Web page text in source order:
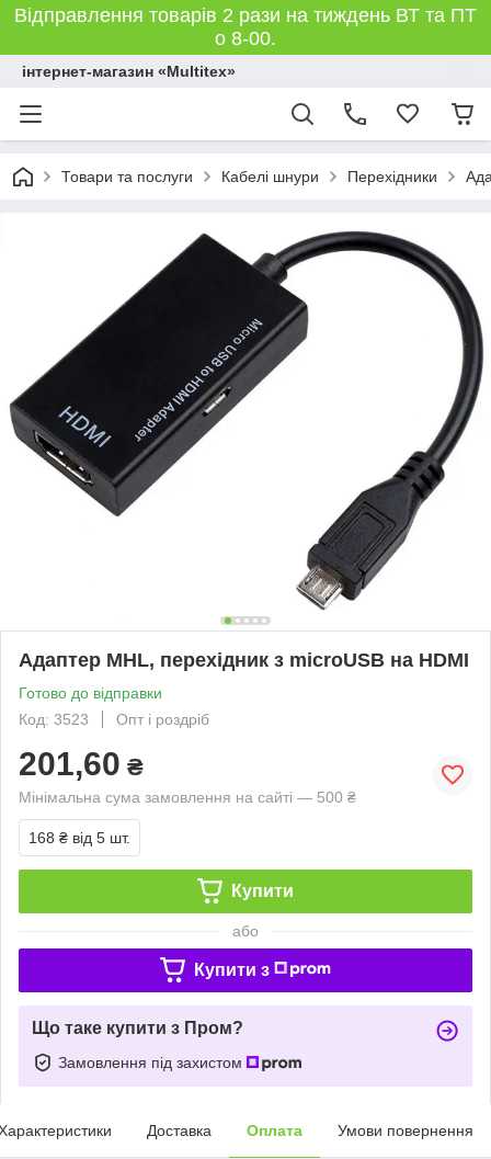
Відправлення товарів 2 рази на тиждень ВТ та ПТ
о 8-00.
інтернет-магазин «Multitex»
Товари та послуги Кабелі шнури Перехідники
Адаптер MHL, перехідник з microUSB на HDMI
Готово до відправки
Код: 3523
Опт і роздріб
201,60 ₴
Мінімальна сума замовлення на сайті — 500 ₴
168 ₴ від 5 шт.
Купити
або
Купити з
Що таке купити з Пром?
Замовлення під захистом
Доставка Оплата Умови повернення